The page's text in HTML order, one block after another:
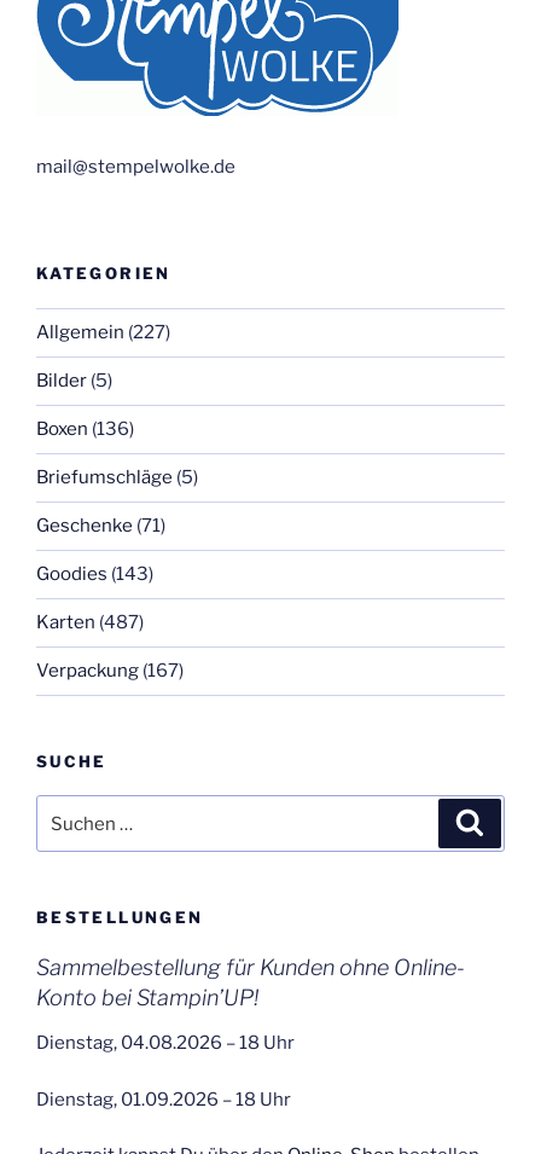
mail@stempelwolke.de
KATEGORIEN
Allgemein (227)
Bilder (5)
Boxen (136)
Briefumschläge (5)
Geschenke (71)
Goodies (143)
Karten (487)
Verpackung (167)
SUCHE
nach:
BESTELLUNGEN
Sammelbestellung für Kunden ohne Online-
Konto bei Stampin’UP!
Dienstag, 04.08.2026 – 18 Uhr
Dienstag, 01.09.2026 – 18 Uhr